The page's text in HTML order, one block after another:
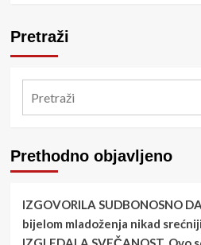
Pretraži
Prethodno objavljeno
IZGOVORILA SUDBONOSNO
bijelom mladoženja nikad